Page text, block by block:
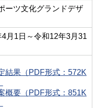
ーツ文化グランドデザ
4月1日～令和12年3月31
結果（PDF形式：572K
概要（PDF形式：851K